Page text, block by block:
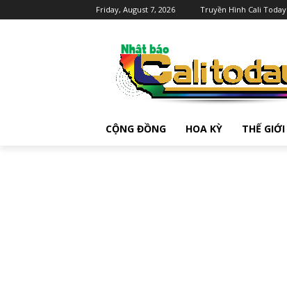
Friday, August 7, 2026 Truyền Hình Cali Today
CỘNG ĐỒNG HOA KỲ THẾ GIỚI